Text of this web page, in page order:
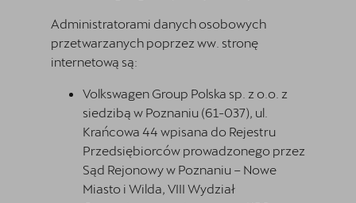
Administratorami danych osobowych
przetwarzanych poprzez ww. stronę
internetową są:
Volkswagen Group Polska sp. z o.o. z
siedzibą w Poznaniu (61-037), ul.
Krańcowa 44 wpisana do Rejestru
Przedsiębiorców prowadzonego przez
Sąd Rejonowy w Poznaniu – Nowe
Miasto i Wilda, VIII Wydział